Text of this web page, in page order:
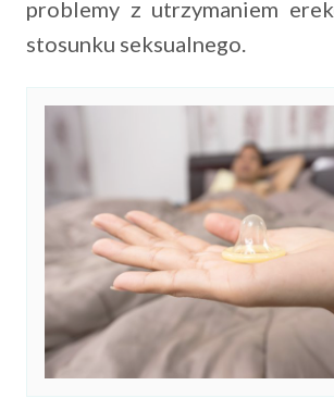
problemy z utrzymaniem
stosunku seksualnego.